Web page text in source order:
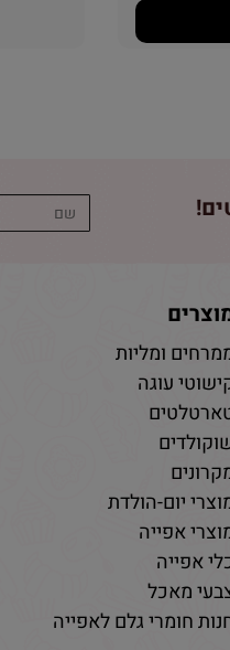
ומליות
עוגה
יום-הולדת
אפייה
אפייה
מאכל
חומרי גלם לאפייה